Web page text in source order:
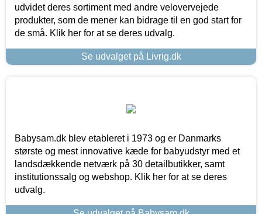
udvidet deres sortiment med andre velovervejede
produkter, som de mener kan bidrage til en god start for
de små. Klik her for at se deres udvalg.
Se udvalget på Livrig.dk
Babysam.dk blev etableret i 1973 og er Danmarks
største og mest innovative kæde for babyudstyr med et
landsdækkende netværk på 30 detailbutikker, samt
institutionssalg og webshop. Klik her for at se deres
udvalg.